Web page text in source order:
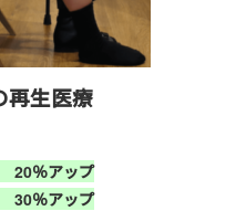
再生医療
20％アップ
％アップ